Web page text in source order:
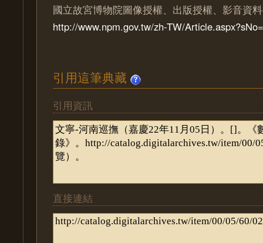
國立故宮博物院圖像授權、出版授權、影音資
http://www.npm.gov.tw/zh-TW/
引用這筆典藏
引用資訊
直接連結